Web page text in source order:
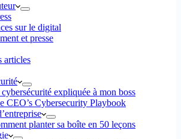
sur le digital
et presse
articles
expliquée à mon boss
CEO’s Cybersecurity Playbook
planter sa boîte en 50 leçons